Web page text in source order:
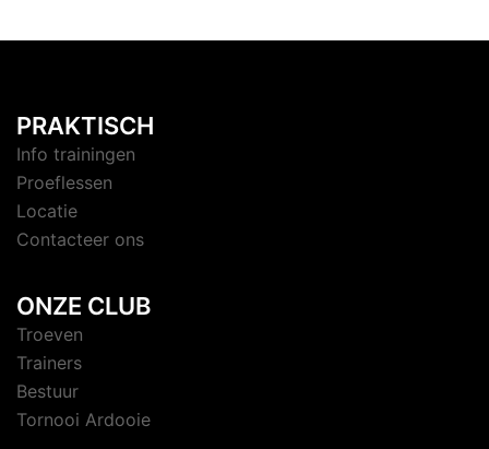
PRAKTISCH
Info trainingen
Proeflessen
Locatie
Contacteer ons
ONZE CLUB
Troeven
Trainers
Bestuur
Tornooi Ardooie